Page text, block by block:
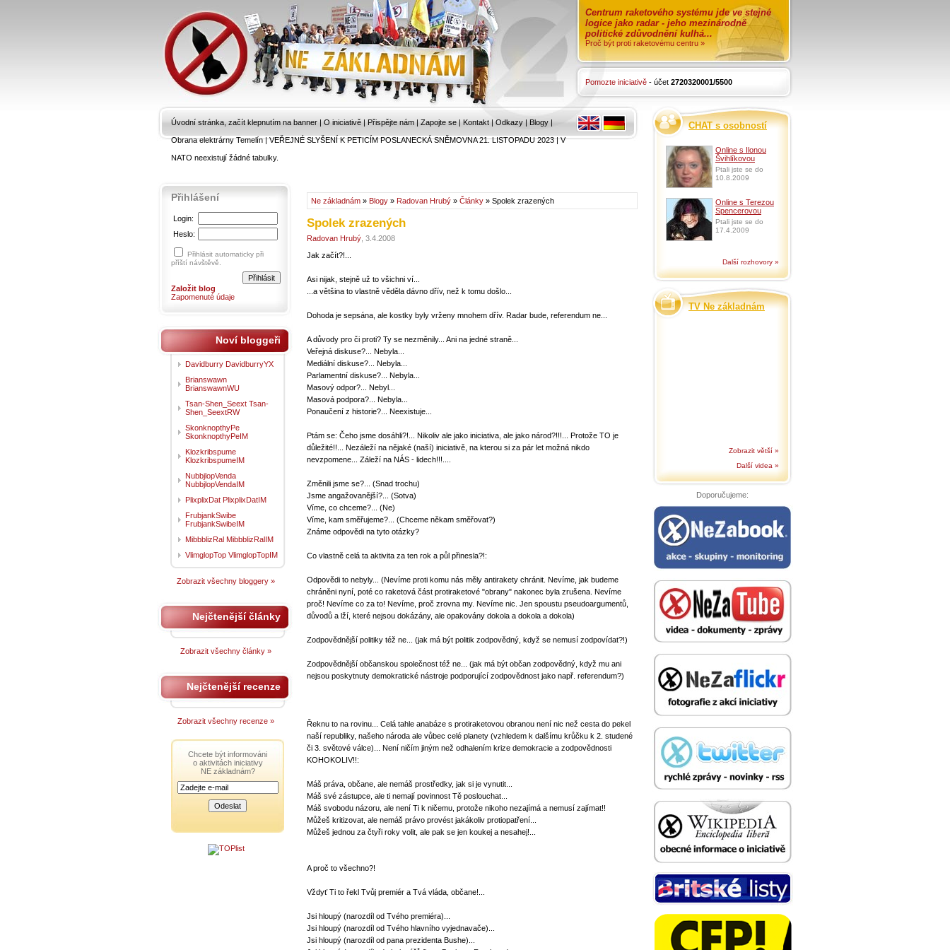
Centrum raketového systému jde ve stejné
logice jako radar - jeho mezinárodně
politické zdůvodnění kulhá...
Proč být proti raketovému centru »
Pomozte iniciativě - účet 2720320001/5500
Úvodní stránka, začít klepnutím na banner | O iniciativě | Přispějte nám | Zapojte se | Kontakt | Odkazy | Blogy |
Obrana elektrárny Temelín|VEŘEJNÉ SLYŠENÍ K PETICÍM POSLANECKÁ SNĚMOVNA 21. LISTOPADU 2023|V
NATO neexistují žádné tabulky.
Ne základnám » Blogy » Radovan Hrubý » Články » Spolek zrazených
Spolek zrazených
Radovan Hrubý , 3.4.2008
Jak začít?!...
Asi nijak, stejně už to všichni ví...
...a většina to vlastně věděla dávno dřív, než k tomu došlo...
Dohoda je sepsána, ale kostky byly vrženy mnohem dřív. Radar bude, referendum ne...
A důvody pro či proti? Ty se nezměnily... Ani na jedné straně...
Veřejná diskuse?... Nebyla...
Mediální diskuse?... Nebyla...
Parlamentní diskuse?... Nebyla...
Masový odpor?... Nebyl...
Masová podpora?... Nebyla...
Ponaučení z historie?... Neexistuje...
Ptám se: Čeho jsme dosáhli?!... Nikoliv ale jako iniciativa, ale jako národ?!!!... Protože TO je
důležité!!... Nezáleží na nějaké (naší) iniciativě, na kterou si za pár let možná nikdo
nevzpomene... Záleží na NÁS - lidech!!!....
Změnili jsme se?... (Snad trochu)
Jsme angažovanější?... (Sotva)
Víme, co chceme?... (Ne)
Víme, kam směřujeme?... (Chceme někam směřovat?)
Známe odpovědi na tyto otázky?
Co vlastně celá ta aktivita za ten rok a půl přinesla?!:
Odpovědi to nebyly... (Nevíme proti komu nás měly antirakety chránit. Nevíme, jak budeme
chráněni nyní, poté co raketová část protiraketové "obrany" nakonec byla zrušena. Nevíme
proč! Nevíme co za to! Nevíme, proč zrovna my. Nevíme nic. Jen spoustu pseudoargumentů,
důvodů a lží, které nejsou dokázány, ale opakovány dokola a dokola a dokola)
Zodpovědnější politiky též ne... (jak má být politik zodpovědný, když se nemusí zodpovídat?!)
Zodpovědnější občanskou společnost též ne... (jak má být občan zodpovědný, když mu ani
nejsou poskytnuty demokratické nástroje podporující zodpovědnost jako např. referendum?)
Řeknu to na rovinu... Celá tahle anabáze s protiraketovou obranou není nic než cesta do pekel
naší republiky, našeho národa ale vůbec celé planety (vzhledem k dalšímu krůčku k 2. studené
či 3. světové válce)... Není ničím jiným než odhalením krize demokracie a zodpovědnosti
KOHOKOLIV!!:
Máš práva, občane, ale nemáš prostředky, jak si je vynutit...
Máš své zástupce, ale ti nemají povinnost Tě poslouchat...
Máš svobodu názoru, ale není Ti k ničemu, protože nikoho nezajímá a nemusí zajímat!!
Můžeš kritizovat, ale nemáš právo provést jakákoliv protiopatření...
Můžeš jednou za čtyři roky volit, ale pak se jen koukej a nesahej!...
A proč to všechno?!
Vždyť Ti to řekl Tvůj premiér a Tvá vláda, občane!...
Jsi hloupý (narozdíl od Tvého premiéra)...
Jsi hloupý (narozdíl od Tvého hlavního vyjednavače)...
Jsi hloupý (narozdíl od pana prezidenta Bushe)...
Přihlášení
Login:
Heslo:
Přihlásit automaticky při
příští návštěvě.
Založit blog
Zapomenuté údaje
Noví bloggeři
Davidburry DavidburryYX
Brianswawn
BrianswawnWU
Tsan-Shen_Seext Tsan-
Shen_SeextRW
SkonknopthyPe
SkonknopthyPeIM
Klozkribspume
KlozkribspumeIM
NubbjlopVenda
NubbjlopVendaIM
PlixplixDat PlixplixDatIM
FrubjankSwibe
FrubjankSwibeIM
MibbblizRal MibbblizRalIM
VlimglopTop VlimglopTopIM
Zobrazit všechny bloggery »
Nejčtenější články
Zobrazit všechny články »
Nejčtenější recenze
Zobrazit všechny recenze »
Chcete být informováni
o aktivitách iniciativy
NE základnám?
CHAT s osobností
Online s Ilonou
Švihlíkovou
Ptali jste se do
10.8.2009
Online s Terezou
Spencerovou
Ptali jste se do
17.4.2009
Další rozhovory »
TV Ne základnám
Zobrazit větší »
Další videa »
Doporučujeme: